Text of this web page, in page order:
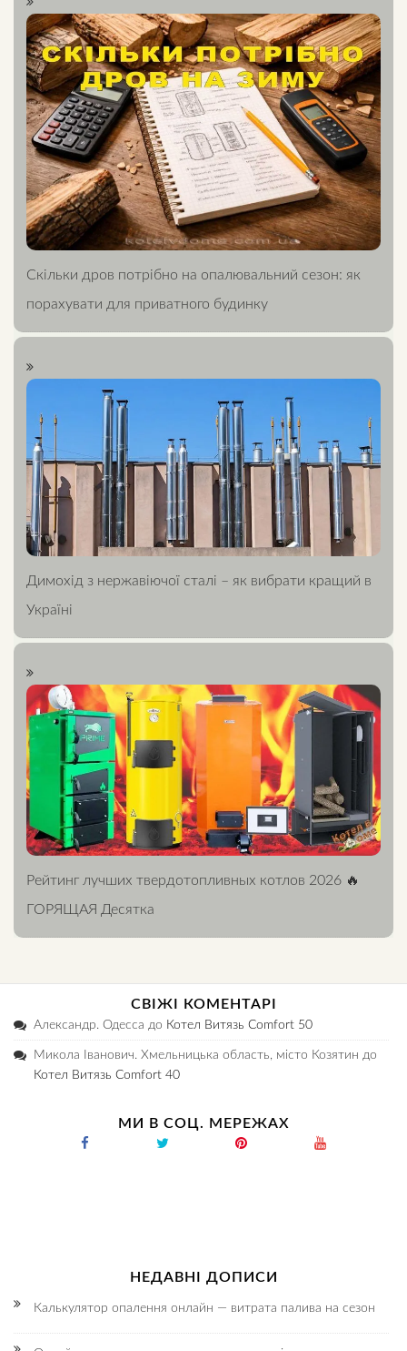
Скільки дров потрібно на опалювальний сезон: як
порахувати для приватного будинку
Димохід з нержавіючої сталі – як вибрати кращий в
Україні
Рейтинг лучших твердотопливных котлов 2026 🔥
ГОРЯЩАЯ Десятка
СВІЖІ КОМЕНТАРІ
Александр. Одесса до Котел Витязь Comfort 50
Микола Іванович. Хмельницька область, місто Козятин до
Котел Витязь Comfort 40
МИ В СОЦ. МЕРЕЖАХ
НЕДАВНІ ДОПИСИ
Калькулятор опалення онлайн — витрата палива на сезон